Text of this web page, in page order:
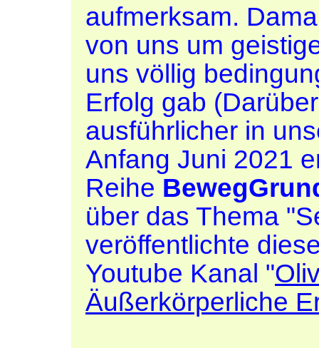
aufmerksam.
von uns um
uns völlig
Erfolg gab
ausführlicher in
Anfang Juni 2021
Reihe
über das Thema
veröffentlichte
Youtube Kanal "
Äußerkörperliche